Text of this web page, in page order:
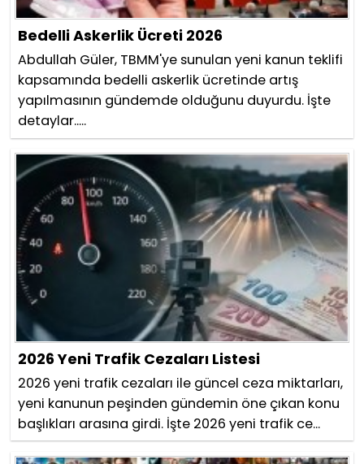
Bedelli Askerlik Ücreti 2026
Abdullah Güler, TBMM'ye sunulan yeni kanun teklifi
kapsamında bedelli askerlik ücretinde artış
yapılmasının gündemde olduğunu duyurdu. İşte
detaylar.....
2026 Yeni Trafik Cezaları Listesi
2026 yeni trafik cezaları ile güncel ceza miktarları,
yeni kanunun peşinden gündemin öne çıkan konu
başlıkları arasına girdi. İşte 2026 yeni trafik ce...